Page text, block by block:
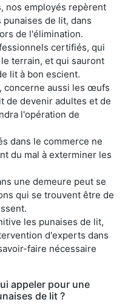
nos employés repèrent
de lit, dans
de l'élimination.
certifiés, qui
terrain, et qui sauront
lit à bon escient.
concerne aussi les œufs
de devenir adultes et de
l'opération de
dans le commerce ne
du mal à exterminer les
une demeure peut se
qui se trouvent être de
les punaises de lit,
d'experts dans
faire nécessaire
appeler pour une
de lit ?